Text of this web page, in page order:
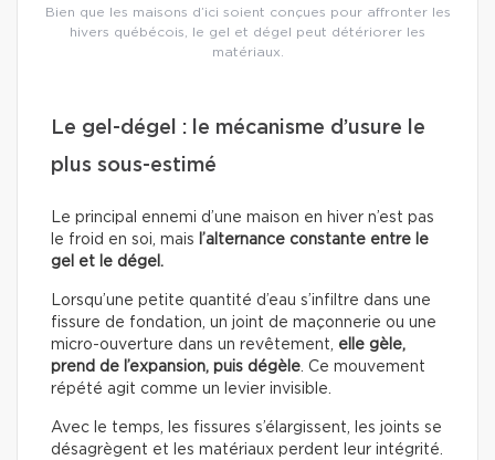
Bien que les maisons d’ici soient conçues pour affronter les
hivers québécois, le gel et dégel peut détériorer les
matériaux.
Le gel-dégel : le mécanisme d’usure le
plus sous-estimé
Le principal ennemi d’une maison en hiver n’est pas
le froid en soi, mais l’alternance constante entre le
gel et le dégel.
Lorsqu’une petite quantité d’eau s’infiltre dans une
fissure de fondation, un joint de maçonnerie ou une
micro-ouverture dans un revêtement, elle gèle,
prend de l’expansion, puis dégèle. Ce mouvement
répété agit comme un levier invisible.
Avec le temps, les fissures s’élargissent, les joints se
désagrègent et les matériaux perdent leur intégrité.